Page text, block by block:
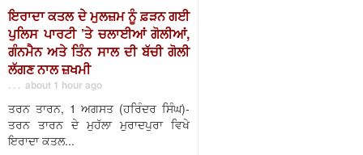
ਇਰਾਦਾ ਕਤਲ ਦੇ ਮੁਲਜ਼ਮ ਨੂੰ ਫ਼ੜਨ ਗਈ
ਪੁਲਿਸ ਪਾਰਟੀ ’ਤੇ ਚਲਾਈਆਂ ਗੋਲੀਆਂ,
ਗੰਨਮੈਨ ਅਤੇ ਤਿੰਨ ਸਾਲ ਦੀ ਬੱਚੀ ਗੋਲੀ
ਲੱਗਣ ਨਾਲ ਜ਼ਖਮੀ
. . . about 1 hour ago
ਤਰਨ ਤਾਰਨ, 1 ਅਗਸਤ (ਹਰਿੰਦਰ ਸਿੰਘ)-
ਤਰਨ ਤਾਰਨ ਦੇ ਮੁਹੱਲਾ ਮੁਰਾਦਪੁਰਾ ਵਿਖੇ
ਇਰਾਦਾ ਕਤਲ...